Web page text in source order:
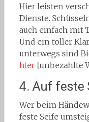
Hier leisten
Dienste.
auch einfach mit
Und ein toller
unterwegs sind
hier[unbezahlte
4. Auf feste
Wer beim
feste Seife